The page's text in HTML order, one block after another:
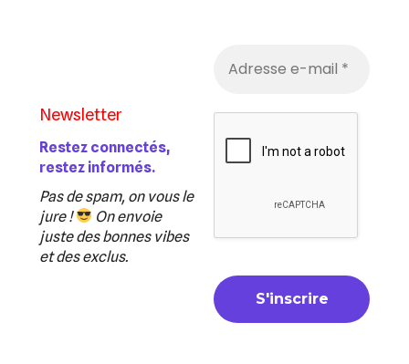
Newsletter
Restez connectés,
restez informés.
Pas de spam, on vous le
jure !
On envoie
juste des bonnes vibes
et des exclus.